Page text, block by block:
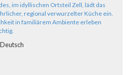
im idyllischen Ortsteil Zell, lädt das
regional verwurzelter Küche ein.
in familiärem Ambiente erleben
Deutsch